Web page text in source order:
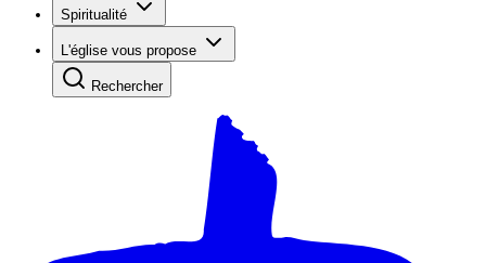
Spiritualité
L'église vous propose
Rechercher